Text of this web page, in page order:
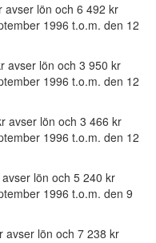
avser lön och 6 492 kr
1996 t.o.m. den 12
avser lön och 3 950 kr
1996 t.o.m. den 12
avser lön och 3 466 kr
1996 t.o.m. den 12
lön och 5 240 kr
1996 t.o.m. den 9
avser lön och 7 238 kr